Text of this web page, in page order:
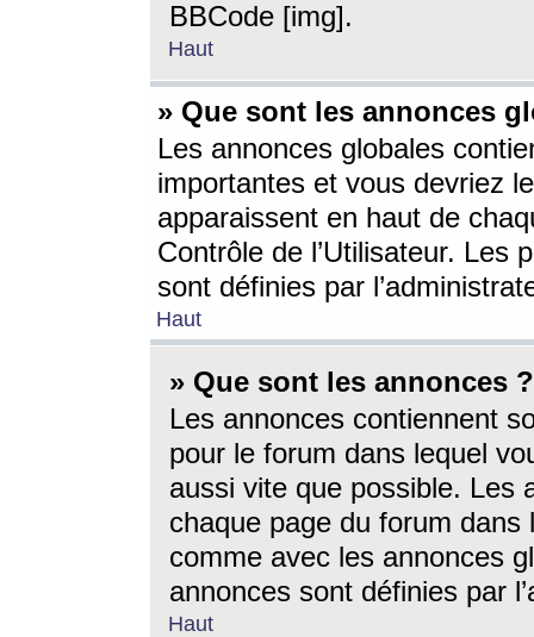
BBCode [img].
Haut
» Que sont les annonces
Les annonces globales
importantes et vous devriez
apparaissent en haut de
Contrôle de l’Utilisateur. Les
sont définies par
Haut
» Que sont les annonces ?
Les annonces contiennent
pour le forum dans lequel
aussi vite que possible. Les
chaque page du forum dans
comme avec les annonces
annonces sont définies par
Haut